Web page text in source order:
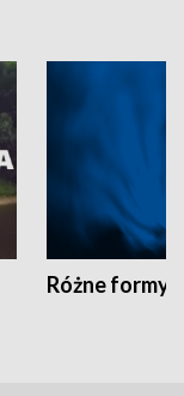
Różne formy